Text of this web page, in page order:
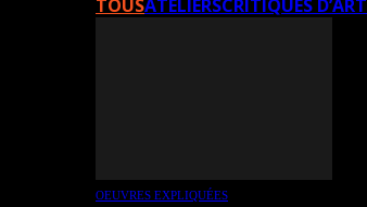
TOUSATELIERSCRITIQUES D’ART
OEUVRES EXPLIQUÉES